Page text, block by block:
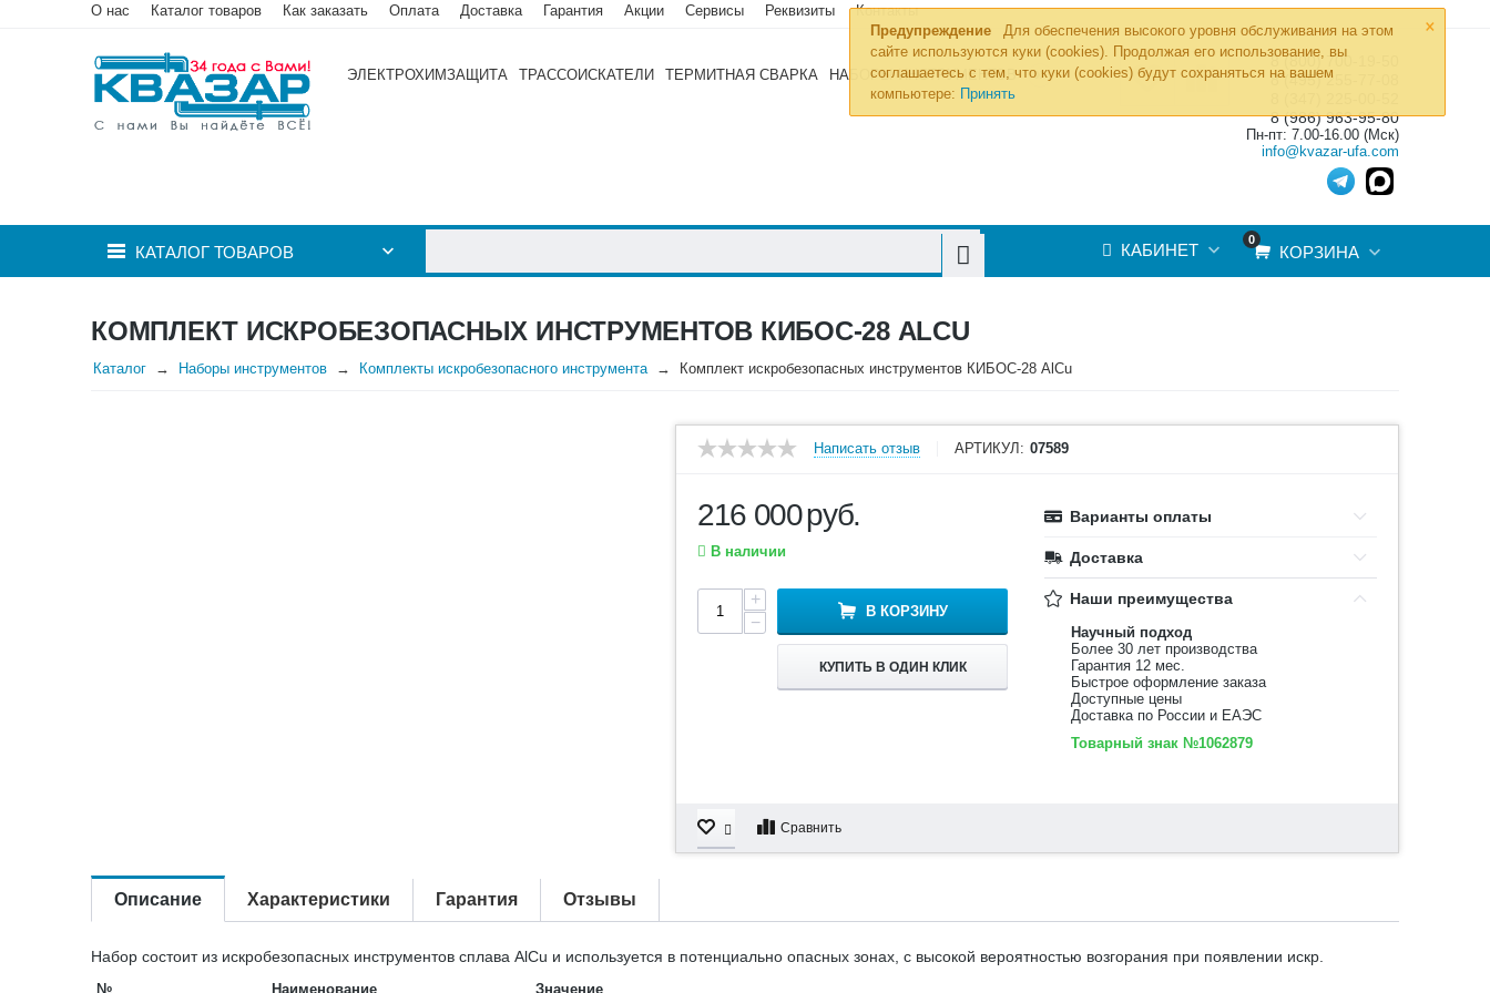
×
Предупреждение
Для обеспечения высокого уровня обслуживания на этом
сайте используются куки (cookies). Продолжая его использование, вы
соглашаетесь с тем, что куки (cookies) будут сохраняться на вашем
компьютере: Принять
О нас Каталог товаров Как заказать Оплата Доставка Гарантия Акции Сервисы Реквизиты Контакты
ЭЛЕКТРОХИМЗАЩИТА ТРАССОИСКАТЕЛИ ТЕРМИТНАЯ СВАРКА НАБОРЫ ИНСТРУМЕНТОВ »
8 (800) 700-19-50
8 (495) 255-77-08
8 (986) 963-95-80
Пн-пт: 7.00-16.00 (Мск)
info@kvazar-ufa.com
КАТАЛОГ ТОВАРОВ
0
КОРЗИНА
КАБИНЕТ
КОМПЛЕКТ ИСКРОБЕЗОПАСНЫХ ИНСТРУМЕНТОВ КИБОС-28 ALCU
Каталог Наборы инструментов Комплекты искробезопасного инструмента Комплект искробезопасных инструментов КИБОС-28 AlCu
Написать отзыв АРТИКУЛ: 07589
216 000руб.
В наличии
+
−
В КОРЗИНУ
КУПИТЬ В ОДИН КЛИК
Варианты оплаты
Доставка
Наши преимущества
Научный подход
Более 30 лет производства
Гарантия 12 мес.
Быстрое оформление заказа
Доступные цены
Доставка по России и ЕАЭС
Товарный знак №1062879
Сравнить
Описание Характеристики Гарантия Отзывы
Набор состоит из искробезопасных инструментов сплава AlCu и используется в потенциально опасных зонах, с высокой вероятностью возгорания при появлении искр.
№ Наименование
Значение